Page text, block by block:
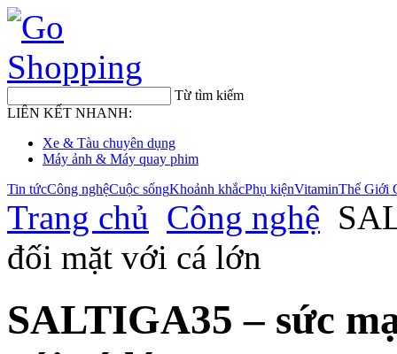
Từ tìm kiếm
LIÊN KẾT NHANH:
Xe & Tàu chuyên dụng
Máy ảnh & Máy quay phim
Tin tứcCông nghệCuộc sốngKhoảnh khắcPhụ kiệnVitaminThế Giới
Trang chủ Công nghệ
đối mặt với cá lớn
SALTIGA35 – sức